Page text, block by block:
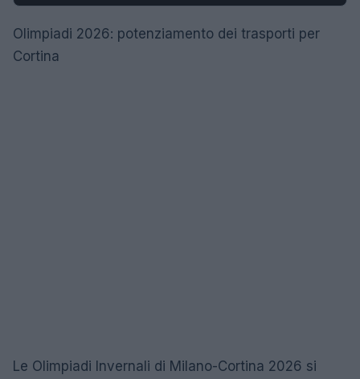
Olimpiadi 2026: potenziamento dei trasporti per
Cortina
Le Olimpiadi Invernali di Milano-Cortina 2026 si